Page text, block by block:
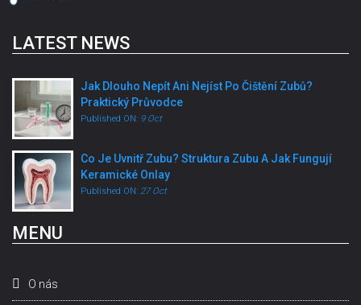
LATEST NEWS
Jak Dlouho Nepít Ani Nejíst Po Čištění Zubů?
Praktický Průvodce
Published ON: 9 Oct
Co Je Uvnitř Zubu? Struktura Zubu A Jak Fungují
Keramické Onlay
Published ON: 27 Oct
MENU
O nás